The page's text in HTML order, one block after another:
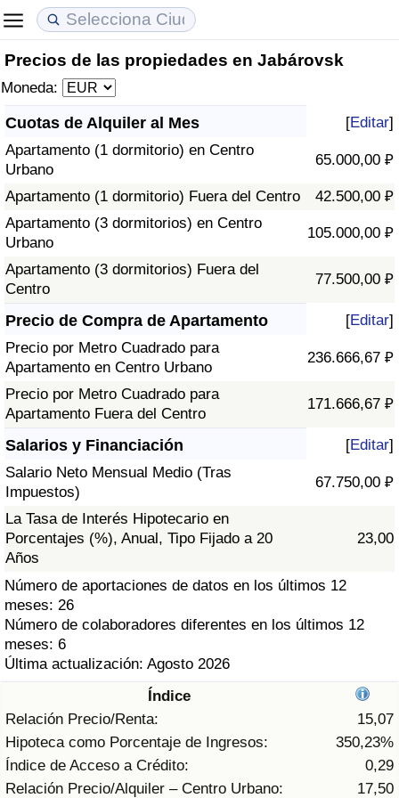
Precios de las propiedades en Jabárovsk
Moneda:
Cuotas de Alquiler al Mes [Editar]
Apartamento (1 dormitorio) en Centro
Urbano
65.000,00 ₽
Apartamento (1 dormitorio) Fuera del Centro
42.500,00 ₽
Apartamento (3 dormitorios) en Centro
Urbano
105.000,00 ₽
Apartamento (3 dormitorios) Fuera del
Centro
77.500,00 ₽
Precio de Compra de Apartamento [Editar]
Precio por Metro Cuadrado para
Apartamento en Centro Urbano
236.666,67 ₽
Precio por Metro Cuadrado para
Apartamento Fuera del Centro
171.666,67 ₽
Salarios y Financiación [Editar]
Salario Neto Mensual Medio (Tras
Impuestos)
67.750,00 ₽
La Tasa de Interés Hipotecario en
Porcentajes (%), Anual, Tipo Fijado a 20
Años
23,00
Número de aportaciones de datos en los últimos 12
meses: 26
Número de colaboradores diferentes en los últimos 12
meses: 6
Última actualización: Agosto 2026
Índice
Relación Precio/Renta:
15,07
Hipoteca como Porcentaje de Ingresos:
350,23%
Índice de Acceso a Crédito:
0,29
Relación Precio/Alquiler – Centro Urbano:
17,50
Coste de vida
Índice de Costo de Vida (Actual)
Índice de Costo de Vida
Índice de costo de vida por país
en aqaba
Precios de las propiedades
Índice de Precios de Inmuebles (Actual)
Índice de Precios de Inmuebles
Índice de Precios de Inmuebles por País
Calidad de Vida
Índice de Calidad de Vida
Índice de Calidad de Vida (Actual)
Índice de calidad de vida por país
Delincuencia
Calificación del Índice de Criminalidad
(Actual)
Índice de Criminalidad
Índice de criminalidad por país
Sanidad
Índice de Sanidad (Actual)
Índice de Sanidad
Índice de Sanidad por País
Contaminación
Índice de Contaminación (Actual)
Índice de contaminación
Índice de Contaminación por País